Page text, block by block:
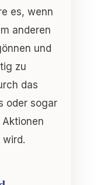
es, wenn
anderen
und
zu
das
oder sogar